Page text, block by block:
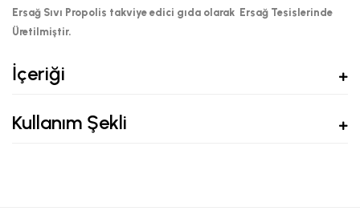
Ersağ Sıvı Propolis takviye edici gıda olarak Ersağ Tesislerinde
Üretilmiştir.
İçeriği
Kullanım Şekli